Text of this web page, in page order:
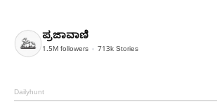
ಪ್ರಜಾವಾಣಿ
1.5M followers 713k Stories
Dailyhunt